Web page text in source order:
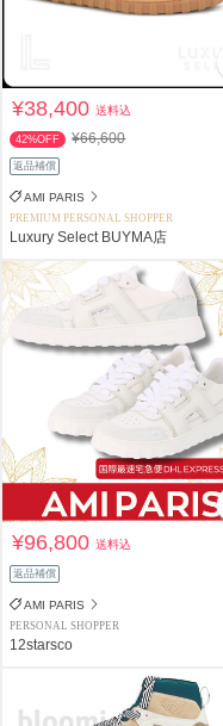
¥38,400送料込
42%OFF ¥66,600
返品補償
AMI PARIS
PREMIUM PERSONAL SHOPPER
Luxury Select BUYMA店
¥96,800送料込
返品補償
AMI PARIS
PERSONAL SHOPPER
12starsco